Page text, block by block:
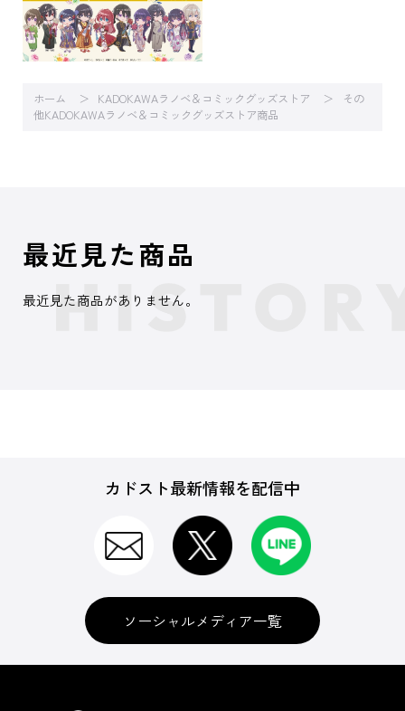
ホーム KADOKAWAラノベ＆コミックグッズストア
その
他KADOKAWAラノベ＆コミックグッズストア商品
最近見た商品
最近見た商品がありません。
カドスト最新情報を配信中
ソーシャルメディア一覧